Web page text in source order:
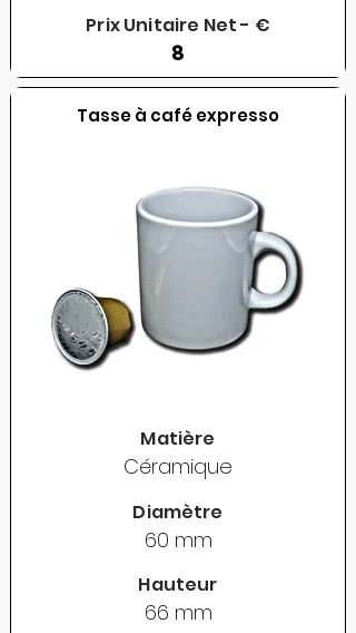
Prix Unitaire Net - €
8
Tasse à café expresso
Matière
Céramique
Diamètre
60 mm
Hauteur
66 mm